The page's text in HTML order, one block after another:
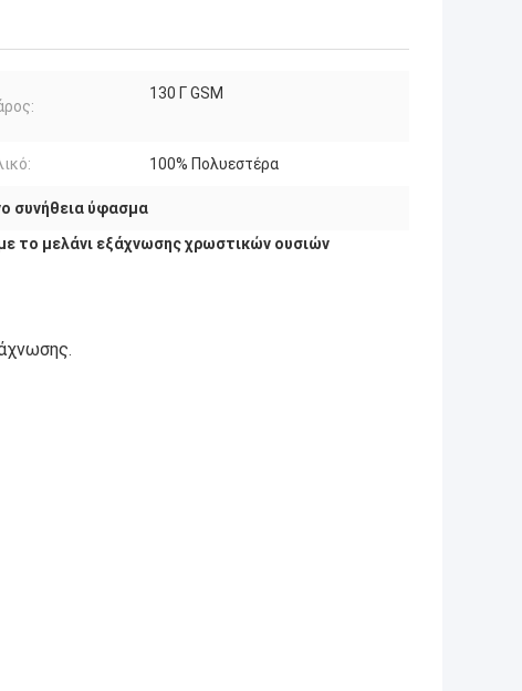
130 Γ GSM
100% Πολυεστέρα
συνήθεια ύφασμα
το μελάνι εξάχνωσης χρωστικών ουσιών
.